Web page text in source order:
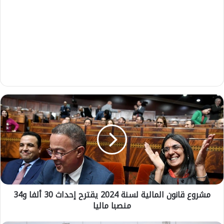
م
ش
ر
و
ع
ق
ا
ن
و
مشروع قانون المالية لسنة 2024 يقترح إحداث 30 ألفا و34
منصبا ماليا